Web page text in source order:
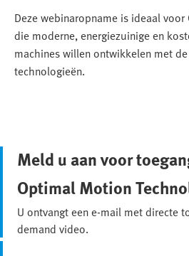
Deze webinaropname is ideaal
die moderne, energiezuinige en
machines willen ontwikkelen met
technologieën.
Meld u aan voor
Optimal Motion
U ontvangt een e-mail met directe
demand video.